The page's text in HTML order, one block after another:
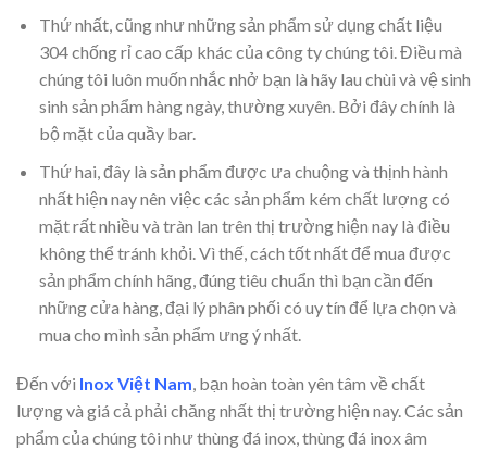
Thứ nhất, cũng như những sản phẩm sử dụng chất liệu
304 chống rỉ cao cấp khác của công ty chúng tôi. Điều mà
chúng tôi luôn muốn nhắc nhở bạn là hãy lau chùi và vệ sinh
sinh sản phẩm hàng ngày, thường xuyên. Bởi đây chính là
bộ mặt của quầy bar.
Thứ hai, đây là sản phẩm được ưa chuộng và thịnh hành
nhất hiện nay nên việc các sản phẩm kém chất lượng có
mặt rất nhiều và tràn lan trên thị trường hiện nay là điều
không thể tránh khỏi. Vì thế, cách tốt nhất để mua được
sản phẩm chính hãng, đúng tiêu chuẩn thì bạn cần đến
những cửa hàng, đại lý phân phối có uy tín để lựa chọn và
mua cho mình sản phẩm ưng ý nhất.
Đến với Inox Việt Nam, bạn hoàn toàn yên tâm về chất
lượng và giá cả phải chăng nhất thị trường hiện nay. Các sản
phẩm của chúng tôi như thùng đá inox, thùng đá inox âm